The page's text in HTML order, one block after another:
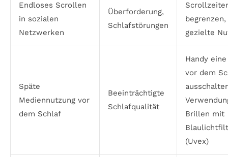
Endloses Scrollen
in sozialen
Netzwerken
Überforderung,
Schlafstörungen
begrenzen,
gezielte
Späte
Mediennutzung vor
dem Schlaf
Beeinträchtigte
Schlafqualität
Handy
vor dem
Brillen mit
(Uvex)